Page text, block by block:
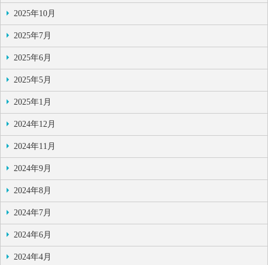
2025年10月
2025年7月
2025年6月
2025年5月
2025年1月
2024年12月
2024年11月
2024年9月
2024年8月
2024年7月
2024年6月
2024年4月